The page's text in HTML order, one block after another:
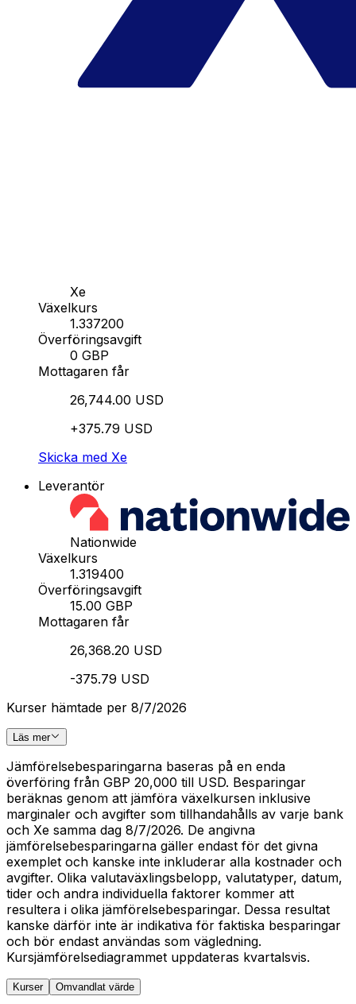
Xe
Växelkurs
1.337200
Överföringsavgift
0 GBP
Mottagaren får
26,744.00 USD
+375.79 USD
Skicka med Xe
Leverantör
Nationwide
Växelkurs
1.319400
Överföringsavgift
15.00 GBP
Mottagaren får
26,368.20 USD
-375.79 USD
Kurser hämtade per 8/7/2026
Läs mer
Jämförelsebesparingarna baseras på en enda
överföring från GBP 20,000 till USD. Besparingar
beräknas genom att jämföra växelkursen inklusive
marginaler och avgifter som tillhandahålls av varje bank
och Xe samma dag 8/7/2026. De angivna
jämförelsebesparingarna gäller endast för det givna
exemplet och kanske inte inkluderar alla kostnader och
avgifter. Olika valutaväxlingsbelopp, valutatyper, datum,
tider och andra individuella faktorer kommer att
resultera i olika jämförelsebesparingar. Dessa resultat
kanske därför inte är indikativa för faktiska besparingar
och bör endast användas som vägledning.
Kursjämförelsediagrammet uppdateras kvartalsvis.
Kurser Omvandlat värde